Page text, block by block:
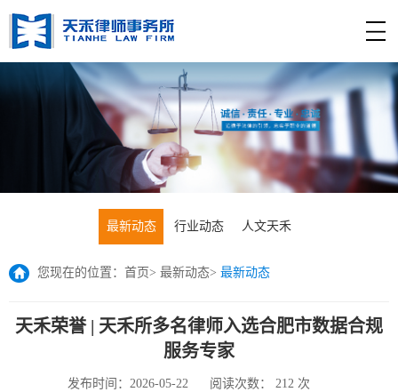
最新动态 行业动态 人文天禾
您现在的位置： 首页> 最新动态> 最新动态
天禾荣誉 | 天禾所多名律师入选合肥市数据合规
服务专家
发布时间：2026-05-22 阅读次数： 212次